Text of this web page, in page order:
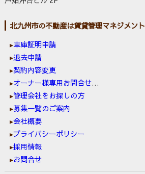
北九州市の不動産は賃貸管理マネジメント
車庫証明申請
退去申請
契約内容変更
オーナー様専用お問合せ窓口
管理会社をお探しの方
募集一覧のご案内
会社概要
プライバシーポリシー
採用情報
お問合せ